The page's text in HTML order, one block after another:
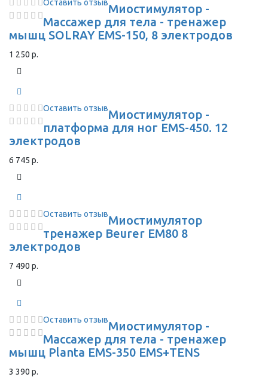
Оставить отзывМиостимулятор -
Массажер для тела - тренажер
мышц SOLRAY EMS-150, 8 электродов
1 250 р.
Оставить отзывМиостимулятор -
платформа для ног EMS-450. 12
электродов
6 745 р.
Оставить отзывМиостимулятор
тренажер Beurer EM80 8
электродов
7 490 р.
Оставить отзывМиостимулятор -
Массажер для тела - тренажер
мышц Planta EMS-350 EMS+TENS
3 390 р.